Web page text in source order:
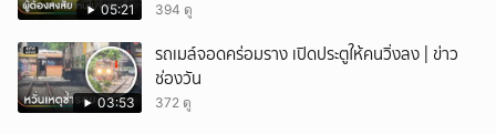
05:21 394 ดู
03:53
รถเมล์จอดคร่อมราง เปิดประตูให้คนวิ่งลง | ข่าว
ช่องวัน
372 ดู